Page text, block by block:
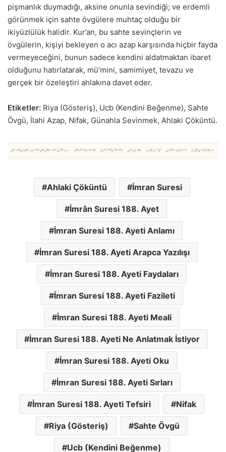
pişmanlık duymadığı, aksine onunla sevindiği; ve erdemli
görünmek için sahte övgülere muhtaç olduğu bir
ikiyüzlülük halidir. Kur’an, bu sahte sevinçlerin ve
övgülerin, kişiyi bekleyen o acı azap karşısında hiçbir fayda
vermeyeceğini, bunun sadece kendini aldatmaktan ibaret
olduğunu hatırlatarak, mü’mini, samimiyet, tevazu ve
gerçek bir özeleştiri ahlakına davet eder.
Etiketler: Riya (Gösteriş), Ucb (Kendini Beğenme), Sahte
Övgü, İlahi Azap, Nifak, Günahla Sevinmek, Ahlaki Çöküntü.
Ahlaki Çöküntü İmran Suresi
İmrân Suresi 188. Ayet
İmran Suresi 188. Ayeti Anlamı
İmran Suresi 188. Ayeti Arapca Yazılışı
İmran Suresi 188. Ayeti Faydaları
İmran Suresi 188. Ayeti Fazileti
İmran Suresi 188. Ayeti Meali
İmran Suresi 188. Ayeti Ne Anlatmak İstiyor
İmran Suresi 188. Ayeti Oku
İmran Suresi 188. Ayeti Sırları
İmran Suresi 188. Ayeti Tefsiri Nifak
Riya (Gösteriş) Sahte Övgü
Ucb (Kendini Beğenme)